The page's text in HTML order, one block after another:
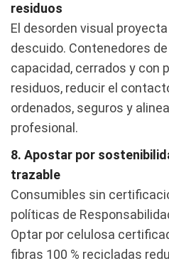
residuos
El desorden visual
descuido. Contenedores
capacidad, cerrados y con
residuos, reducir el
ordenados, seguros y
profesional.
8. Apostar por
trazable
Consumibles sin
políticas de
Optar por celulosa
fibras 100 % recicladas